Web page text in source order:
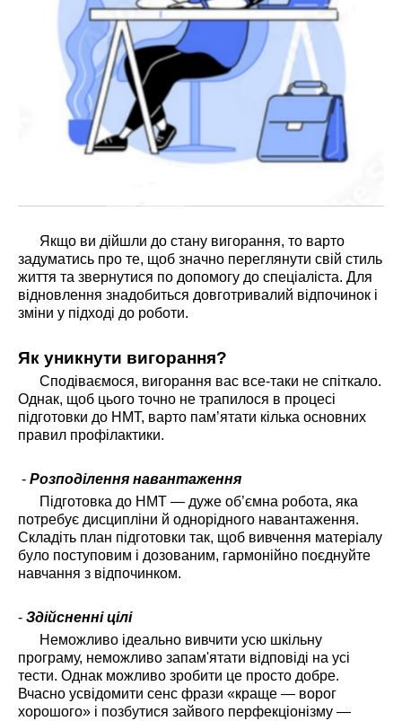
Якщо ви дійшли до стану вигорання, то варто
задуматись про те, щоб значно переглянути свій стиль
життя та звернутися по допомогу до спеціаліста. Для
відновлення знадобиться довготривалий відпочинок і
зміни у підході до роботи.
Як уникнути вигорання?
Сподіваємося, вигорання вас все-таки не спіткало.
Однак, щоб цього точно не трапилося в процесі
підготовки до НМТ, варто пам’ятати кілька основних
правил профілактики.
- Розподілення навантаження
Підготовка до НМТ — дуже об’ємна робота, яка
потребує дисципліни й однорідного навантаження.
Складіть план підготовки так, щоб вивчення матеріалу
було поступовим і дозованим, гармонійно поєднуйте
навчання з відпочинком.
- Здійсненні цілі
Неможливо ідеально вивчити усю шкільну
програму, неможливо запам'ятати відповіді на усі
тести. Однак можливо зробити це просто добре.
Вчасно усвідомити сенс фрази «краще — ворог
хорошого» і позбутися зайвого перфекціонізму —